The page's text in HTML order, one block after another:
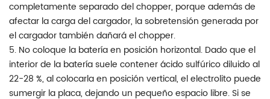
completamente separado del chopper, porque además de
afectar la carga del cargador, la sobretensión generada por
el cargador también dañará el chopper.
5. No coloque la batería en posición horizontal. Dado que el
interior de la batería suele contener ácido sulfúrico diluido al
22-28 %, al colocarla en posición vertical, el electrolito puede
sumergir la placa, dejando un pequeño espacio libre. Si se